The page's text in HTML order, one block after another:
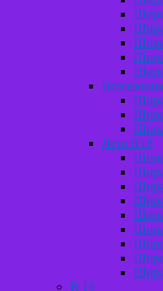
Лето R18
R 19